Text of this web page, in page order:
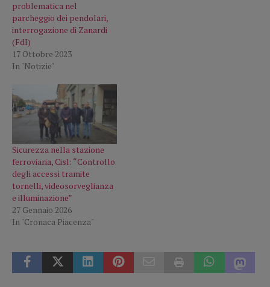
problematica nel
parcheggio dei pendolari,
interrogazione di Zanardi
(FdI)
17 Ottobre 2023
In "Notizie"
Sicurezza nella stazione
ferroviaria, Cisl: “Controllo
degli accessi tramite
tornelli, videosorveglianza
e illuminazione”
27 Gennaio 2026
In "Cronaca Piacenza"